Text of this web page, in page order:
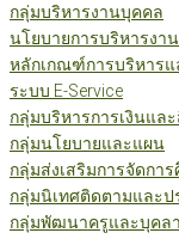
กลุ่มบริหารงานบุคคล
นโยบายการบริหารงา
หลักเกณฑ์การบริหาร
ระบบ E-Service
กลุ่มบริหารการเงินแล
กลุ่มนโยบายและแผน
กลุ่มส่งเสริมการจัดการ
กลุ่มนิเทศติดตามและป
กลุ่มพัฒนาครูและบุคล